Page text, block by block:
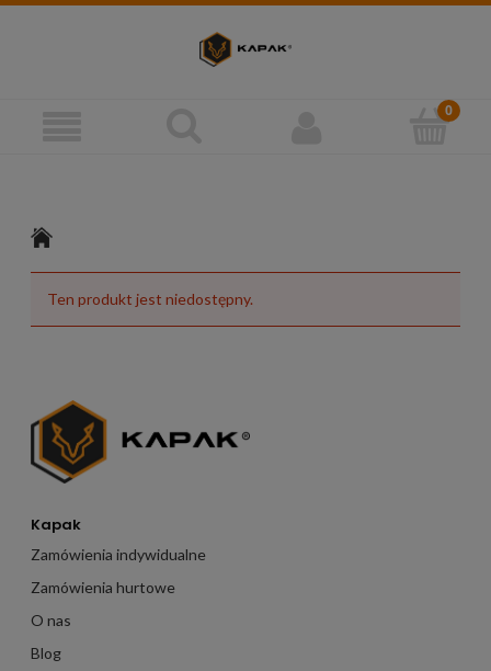
Ten produkt jest niedostępny.
Kapak
Zamówienia indywidualne
Zamówienia hurtowe
O nas
Blog